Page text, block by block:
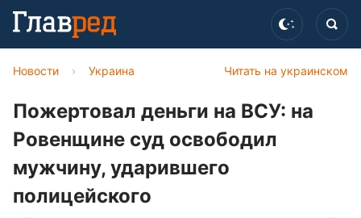
Читать на украинском
Новости › Украина
Пожертовал деньги на ВСУ: на
Ровенщине суд освободил
мужчину, ударившего
полицейского